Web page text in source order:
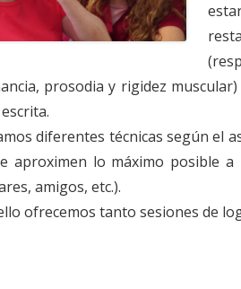
prosodia y rigidez
diferentes técnicas según el
aproximen lo máximo posible a
amigos, etc.).
ofrecemos tanto sesiones de